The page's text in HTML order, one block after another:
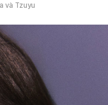
và Tzuyu